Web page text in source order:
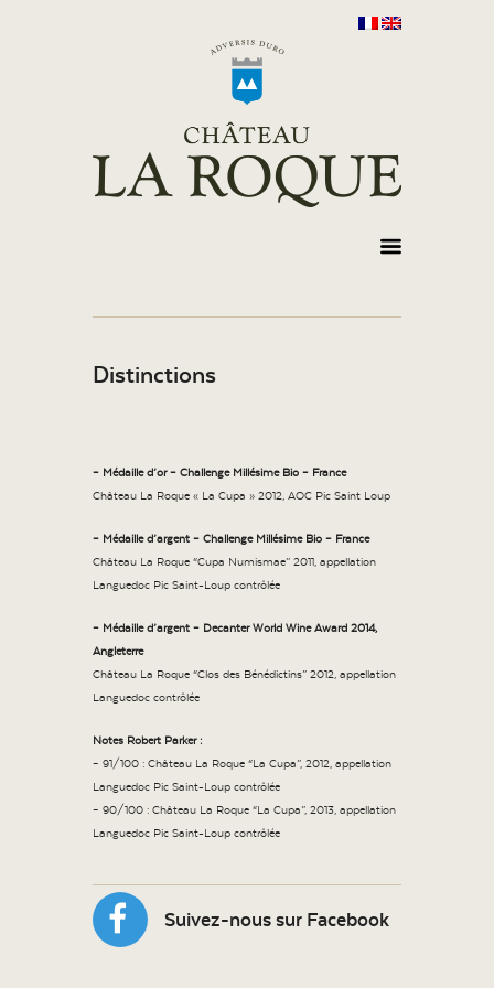
Distinctions
– Médaille d’or – Challenge Millésime Bio – France
Château La Roque « La Cupa » 2012, AOC Pic Saint Loup
– Médaille d’argent – Challenge Millésime Bio – France
Château La Roque “Cupa Numismae” 2011, appellation
Languedoc Pic Saint-Loup contrôlée
– Médaille d’argent – Decanter World Wine Award 2014,
Angleterre
Château La Roque “Clos des Bénédictins” 2012, appellation
Languedoc contrôlée
Notes Robert Parker :
– 91/100 : Château La Roque “La Cupa”, 2012, appellation
Languedoc Pic Saint-Loup contrôlée
– 90/100 : Château La Roque “La Cupa”, 2013, appellation
Languedoc Pic Saint-Loup contrôlée
Suivez-nous sur Facebook